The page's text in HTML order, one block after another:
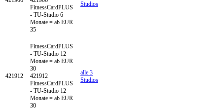
FitnessCardPLUS
- TU-Studio 6
Monate = ab EUR
35
Studios
421912
FitnessCardPLUS
- TU-Studio 12
Monate = ab EUR
30
421912
FitnessCardPLUS
- TU-Studio 12
Monate = ab EUR
30
alle 3
Studios